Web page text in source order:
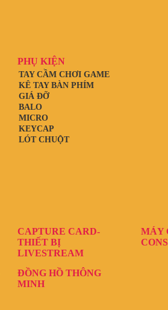
PHỤ KIỆN
LÓT CHUỘT
KEYCAP
MICRO
BALO
GIÁ ĐỠ
KÊ TAY BÀN PHÍM
TAY CẦM CHƠI GAME
CAPTURE CARD-
THIẾT BỊ
LIVESTREAM
MÁY
ĐỒNG HỒ THÔNG
MINH